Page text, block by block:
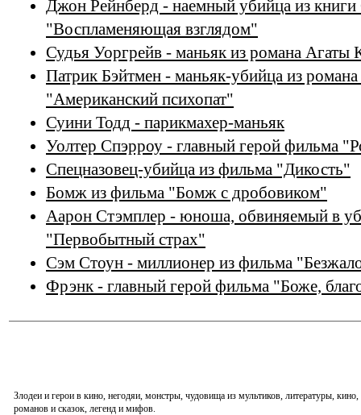
Джон Рейнберд - наемный убийца из книги
"Воспламеняющая взглядом"
Судья Уоргрейв - маньяк из романа Агаты
Патрик Бэйтмен - маньяк-убийца из
"Американский психопат"
Суини Тодд - парикмахер-маньяк
Уолтер Спэрроу - главный герой фильма
Спецназовец-убийца из фильма "Дикость"
Бомж из фильма "Бомж с дробовиком"
Аарон Стэмплер - юноша, обвиняемый в
"Первобытный страх"
Сэм Стоун - миллионер из фильма
Фрэнк - главный герой фильма "Боже,
Злодеи и герои в кино, негодяи, монстры, чудовища из мультиков, литературы,
романов и сказок, легенд и мифов.